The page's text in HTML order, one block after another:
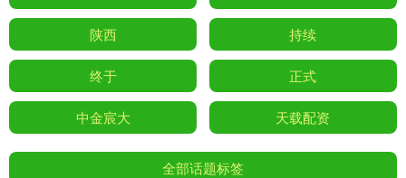
陕西 持续
终于 正式
中金宸大 天载配资
全部话题标签